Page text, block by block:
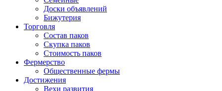
Доски объявлений
Бижутерия
Торговля
Состав паков
Скупка паков
Стоимость паков
Фермерство
Общественные фермы
Достижения
Вехи развития